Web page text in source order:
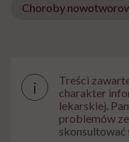
Choroby
i
Treści
charakter
lekarskiej.
problemów
skonsultować